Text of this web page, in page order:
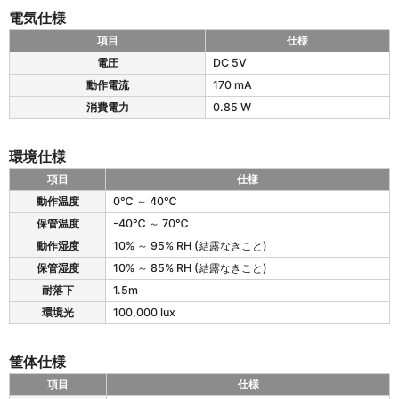
ス
仕
ス
キ
ナ
部
電気仕様
T
k
t
C
u
の
仕
様
項目
仕様
電圧
DC 5V
動作電流
170 mA
消費電力
0.85 W
環境仕様
T
k
e
u
e
の
項目
仕様
動作温度
0℃ ～ 40℃
保管温度
-40℃ ～ 70℃
動作湿度
10% ～ 95% RH (結露なきこと)
保管湿度
10% ～ 85% RH (結露なきこと)
耐落下
1.5m
環境光
100,000 lux
筐体仕様
項目
仕様